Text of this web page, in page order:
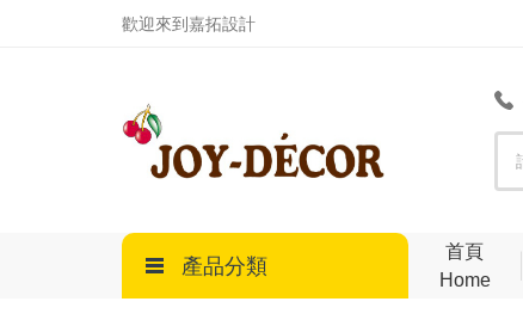
歡迎來到嘉拓設計
產品分類
首頁
Home